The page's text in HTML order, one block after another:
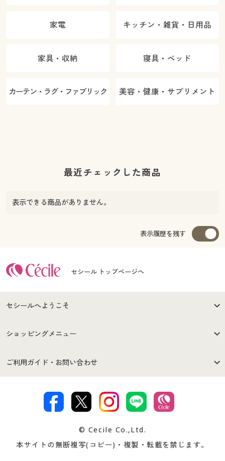
家電 キッチン・雑貨・日用品
家具・収納 寝具・ベッド
カーテン・ラグ・ファブリック 美容・健康・サプリメント
最近チェックした商品
表示できる商品がありません。
表示履歴を残す
セシール トップページへ
セシールへようこそ
はじめての方へ
セシールご利用規約
著作権・商標について 会社案内
ショッピングメニュー
商品カテゴリ
プレゼント＆キャンペーン サイトマップ
ご利用ガイド・お問い合わせ
交換・返品は お支払は
ついて
忘れの場合
© Cecile Co.,Ltd.
本サイトの無断複写(コピー)・複製・転載を禁じます。